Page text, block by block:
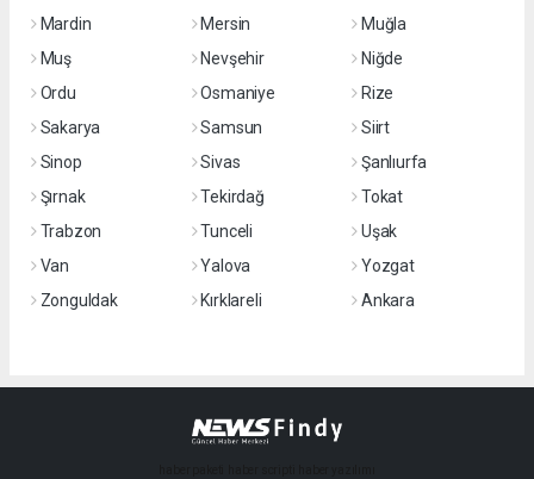
Mardin
Mersin
Muğla
Muş
Nevşehir
Niğde
Ordu
Osmaniye
Rize
Sakarya
Samsun
Siirt
Sinop
Sivas
Şanlıurfa
Şırnak
Tekirdağ
Tokat
Trabzon
Tunceli
Uşak
Van
Yalova
Yozgat
Zonguldak
Kırklareli Ankara